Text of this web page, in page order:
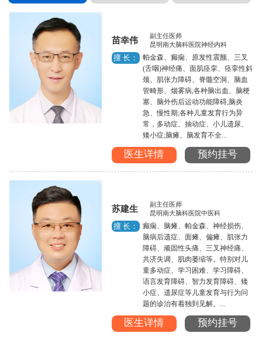
苗幸伟
副主任医师
昆明南大脑科医院神经内科
擅 长：
帕金森、癫痫、原发性震颤、三叉
(舌咽)神经痛、面肌痉挛、痉挛性斜
颈、肌张力障碍、脊髓空洞、脑血
管畸形、烟雾病;各种脑出血、脑梗
塞、脑外伤后运动功能障碍;脑炎
急、慢性期;各种儿童发育行为异
常，多动症、抽动症、小儿遗尿、
矮小症;脑瘫、脑发育不全...
医生详情 预约挂号
苏建生
副主任医师
昆明南大脑科医院中医科
擅 长：
癫痫、脑瘫、帕金森、神经损伤、
脑病后遗症、面瘫、偏瘫、肌张力
障碍、顽固性头痛、三叉神经痛、
共济失调、肌肉萎缩等。特别对儿
童多动症、学习困难、学习障碍、
语言发育障碍、智力发育障碍、矮
小症、遗尿症等儿童发育与行为问
题的诊治有着独到见解。...
医生详情 预约挂号